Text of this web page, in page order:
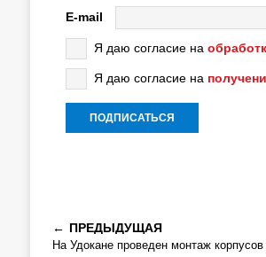
E-mail
Я даю согласие на
Я даю согласие на
ПРЕДЫДУЩАЯ
На Удокане проведен монтаж